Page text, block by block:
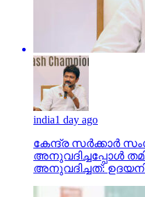
india1 day ago
കേന്ദ്ര സര്‍ക്കാര്‍
അനുവദിച്ചപ്പോള്‍
അനുവദിച്ചത്: